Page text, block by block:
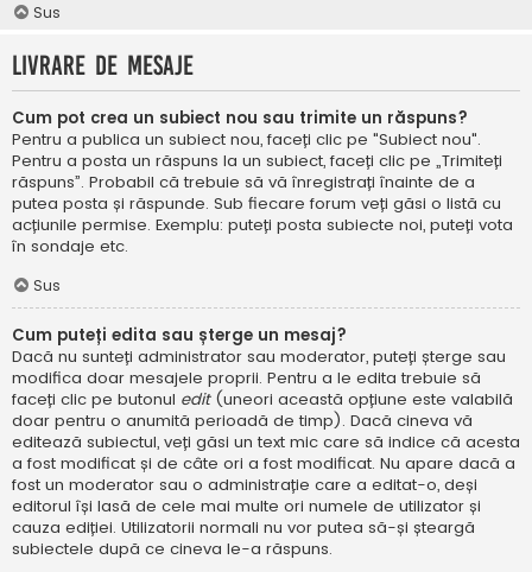
Sus
Livrare de mesaje
Cum pot crea un subiect nou sau trimite un răspuns?
Pentru a publica un subiect nou, faceți clic pe "Subiect nou".
Pentru a posta un răspuns la un subiect, faceți clic pe „Trimiteți
răspuns”. Probabil că trebuie să vă înregistrați înainte de a
putea posta și răspunde. Sub fiecare forum veți găsi o listă cu
acțiunile permise. Exemplu: puteți posta subiecte noi, puteți vota
în sondaje etc.
Sus
Cum puteți edita sau șterge un mesaj?
Dacă nu sunteți administrator sau moderator, puteți șterge sau
modifica doar mesajele proprii. Pentru a le edita trebuie să
faceți clic pe butonul edit (uneori această opțiune este valabilă
doar pentru o anumită perioadă de timp). Dacă cineva vă
editează subiectul, veți găsi un text mic care să indice că acesta
a fost modificat și de câte ori a fost modificat. Nu apare dacă a
fost un moderator sau o administrație care a editat-o, deși
editorul își lasă de cele mai multe ori numele de utilizator și
cauza ediției. Utilizatorii normali nu vor putea să-și șteargă
subiectele după ce cineva le-a răspuns.